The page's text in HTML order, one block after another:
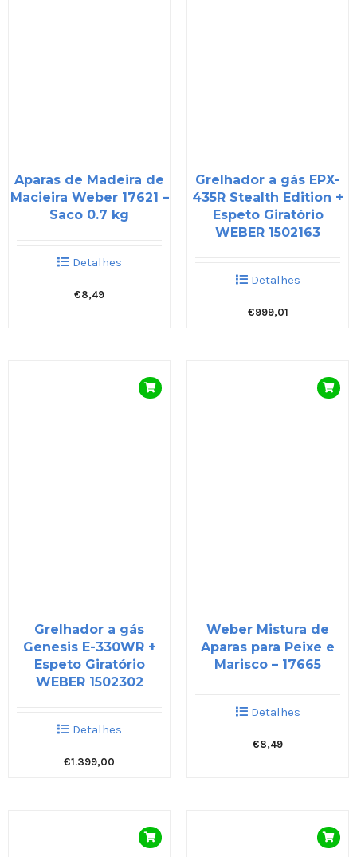
Aparas de Madeira de
Macieira Weber 17621 –
Saco 0.7 kg
Detalhes
€8,49
Grelhador a gás EPX-
435R Stealth Edition +
Espeto Giratório
WEBER 1502163
Detalhes
€999,01
Grelhador a gás
Genesis E-330WR +
Espeto Giratório
WEBER 1502302
Detalhes
€1.399,00
Weber Mistura de
Aparas para Peixe e
Marisco – 17665
Detalhes
€8,49